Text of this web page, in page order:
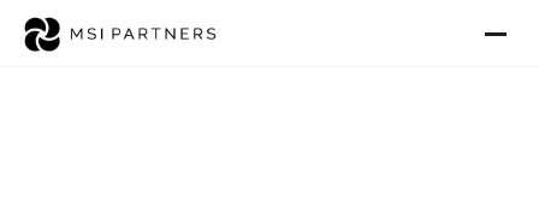
Daten, Schema-Markup.